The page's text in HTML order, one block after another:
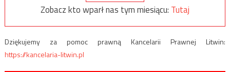
Zobacz kto wparł nas tym miesiącu: Tutaj
Dziękujemy za pomoc prawną Kancelarii Prawnej Litwin:
https://kancelaria-litwin.pl